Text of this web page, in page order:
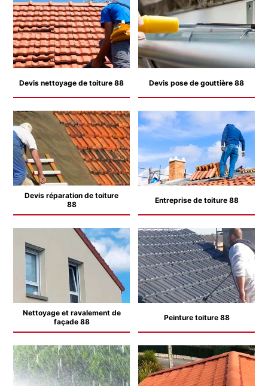
Devis nettoyage de toiture 88 Devis pose de gouttière 88
Devis réparation de toiture
88
Entreprise de toiture 88
Nettoyage et ravalement de
façade 88
Peinture toiture 88